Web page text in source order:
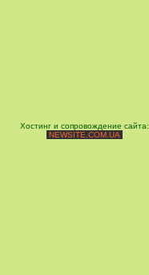
Хостинг и сопровождение сайта:
NEWSITE.COM.UA